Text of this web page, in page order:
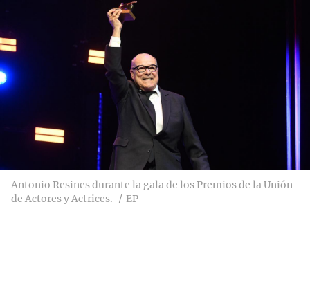
Antonio Resines durante la gala de los Premios de la Unión
de Actores y Actrices.
EP